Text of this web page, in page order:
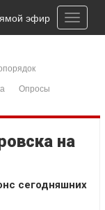
Toggle
эфир
Опросы
на
сегодняшних